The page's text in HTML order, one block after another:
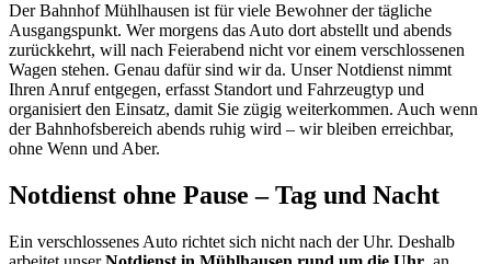
Der Bahnhof Mühlhausen ist für viele Bewohner der tägliche
Ausgangspunkt. Wer morgens das Auto dort abstellt und abends
zurückkehrt, will nach Feierabend nicht vor einem verschlossenen
Wagen stehen. Genau dafür sind wir da. Unser Notdienst nimmt
Ihren Anruf entgegen, erfasst Standort und Fahrzeugtyp und
organisiert den Einsatz, damit Sie zügig weiterkommen. Auch wenn
der Bahnhofsbereich abends ruhig wird – wir bleiben erreichbar,
ohne Wenn und Aber.
Notdienst ohne Pause – Tag und Nacht
Ein verschlossenes Auto richtet sich nicht nach der Uhr. Deshalb